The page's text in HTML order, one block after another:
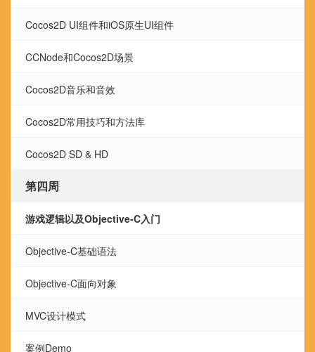
Cocos2D UI组件和iOS原生UI组件
CCNode和Cocos2D场景
Cocos2D音乐和音效
Cocos2D常用技巧和方法库
Cocos2D SD & HD
第四周
游戏逻辑以及Objective-C入门
Objective-C基础语法
Objective-C面向对象
MVC设计模式
案例Demo